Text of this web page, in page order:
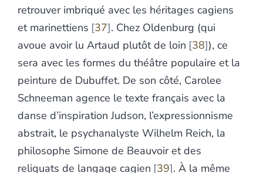
retrouver imbriqué avec les héritages cagiens
et marinettiens 37 . Chez Oldenburg (qui
avoue avoir lu Artaud plutôt de loin 38 ), ce
sera avec les formes du théâtre populaire et la
peinture de Dubuffet. De son côté, Carolee
Schneeman agence le texte français avec la
danse d’inspiration Judson, l’expressionnisme
abstrait, le psychanalyste Wilhelm Reich, la
philosophe Simone de Beauvoir et des
reliquats de langage cagien 39 . À la même